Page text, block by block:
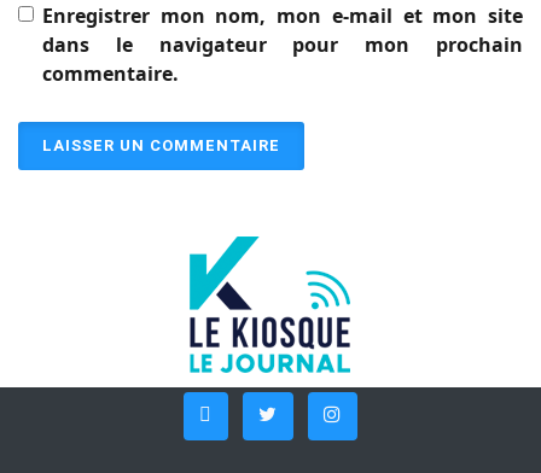
Enregistrer mon nom, mon e-mail et mon site
dans le navigateur pour mon prochain
commentaire.